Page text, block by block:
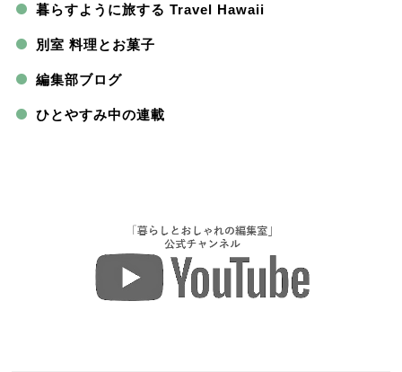
暮らすように旅する Travel Hawaii
別室 料理とお菓子
編集部ブログ
ひとやすみ中の連載